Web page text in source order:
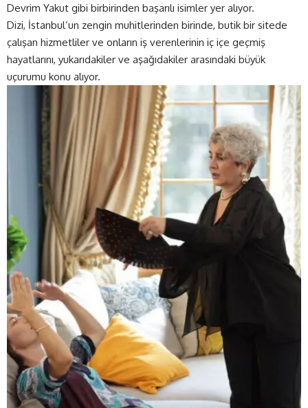
Devrim Yakut gibi birbirinden başarılı isimler yer alıyor.
Dizi, İstanbul’un zengin muhitlerinden birinde, butik bir sitede
çalışan hizmetliler ve onların iş verenlerinin iç içe geçmiş
hayatlarını, yukarıdakiler ve aşağıdakiler arasındaki büyük
uçurumu konu alıyor.